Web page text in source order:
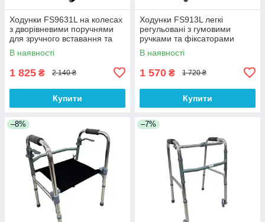
Ходунки FS9631L на колесах
з дворівневими поручнями
для зручного вставання та
пересування
В наявності
1 825 ₴ 2 140 ₴
Купити
Ходунки FS913L легкі
регульовані з гумовими
ручками та фіксаторами
В наявності
1 570 ₴ 1 720 ₴
Купити
–8% –7%